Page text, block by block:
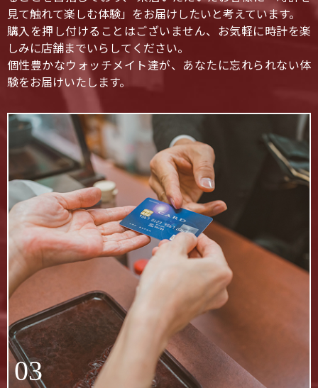
見て触れて楽しむ体験」をお届けしたいと考えています。
購入を押し付けることはございません、お気軽に時計を楽
しみに店舗までいらしてください。
個性豊かなウォッチメイト達が、あなたに忘れられない体
験をお届けいたします。
03